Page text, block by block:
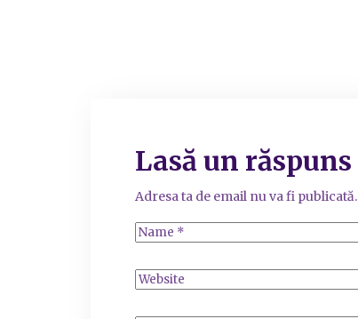
Lasă un răspuns
Adresa ta de email nu va fi publicată.